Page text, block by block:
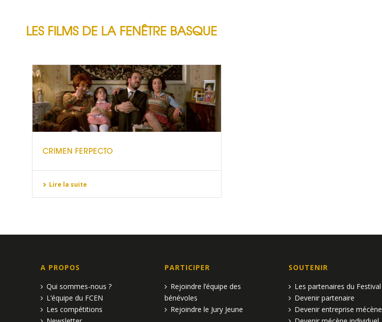
LES FILMS DE LA FENÊTRE BASQUE
CRIMEN FERPECTO
Lire la suite
A PROPOS
Qui sommes-nous ?
L’équipe du FCEN
Les compétitions
PARTICIPER
Rejoindre l’équipe des
bénévoles
Rejoindre le Jury Jeune
SOUTENIR
Les partenaires du Festival
Devenir partenaire
Devenir entreprise mécène